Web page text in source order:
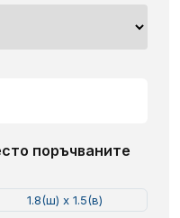
поръчваните
1.8(ш) x 1.5(в)